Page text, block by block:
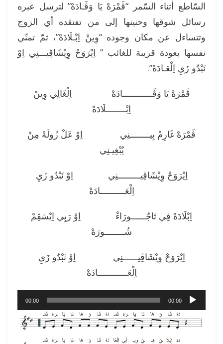
السّاطع أثناء السّمر “ڤَمْرَهْ يَا وَڤَـادَهْ” لترسل عبره
رسائل شوقها وحنينها إلى من تفتقده أي الزوج
وتتساءل عن مكان وجوده “وِينْ اِبْـلَادَهْ”، ثمّ تمنّي
نفسها بعودة قريبة للغائب ” اِيْرَوَحْ وِيْشَاڤِيـــنِي اِوْ
نَبْدُو زَيِ اِلْعَـادَهْ”.
ڤَمْرَهْ يَا وَڤَــــــــــــادَهْ اِلْغَالِي وِينْ
اِبْــــــــلَادَهْ
ڤَمْرَهْ غَارِمْ بِيــــــــنِي اِوْ عَلْ زُولَهْ مِنْ
يُبْغِيـنِي
اِيْرَوَحْ وِيْشَاڤِيـــــــــنِي اِوْ نَبْدُو زَيِ
اِلْعَــــــــــادَهْ
اِبْلَادَهْ فِي تَاجُــــــورَاءْ اِوْ رَبِي اِيْسَڤِمْ
شُــــــــورَهْ
اِيْرَوَحْ وِيْشَاڤِيــــــنِي اِوْ نَبْدُو زَيِ
اِلْعَــــــــــــادَهْ
مشغل
الصوت
00:00
00:00